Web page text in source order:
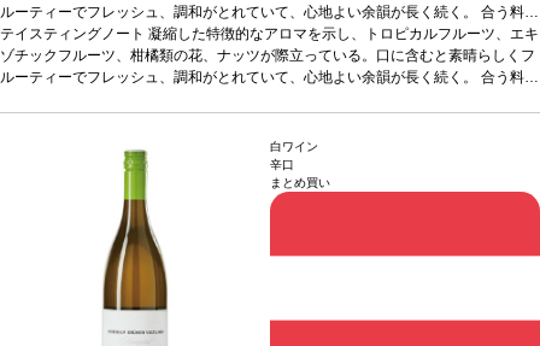
ルーティーでフレッシュ、調和がとれていて、心地よい余韻が長く続く。 合う料理
アペタイザーとして、また地中海料理、中華、インド料理などと好相性葡萄品種
エンクルザード 40%、ビカル 20%、マルヴァジア・フィナ 20%、セルシアル・ブ
ランコ 20%*本ヴィンテージが在庫切れの場合、在庫があり価格が同様の場合は自
テイスティングノート 凝縮した特徴的なアロマを示し、トロピカルフルーツ、エキ
ゾチックフルーツ、柑橘類の花、ナッツが際立っている。口に含むと素晴らしくフ
ルーティーでフレッシュ、調和がとれていて、心地よい余韻が長く続く。 合う料理
*本ヴィンテージが在庫切れの場合、在庫があり価格が同様の場合は自
動的に次のヴィンテージに変更されます、ご了承ください。
白ワイン
辛口
まとめ買い